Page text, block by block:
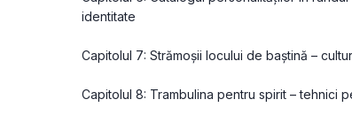
identitate
Capitolul 7: Strămoșii locului de baștină –
Capitolul 8: Trambulina pentru spirit – tehnici